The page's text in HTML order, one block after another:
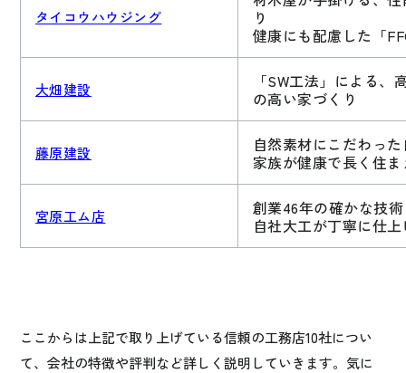
タイコウハウジング
り
健康にも配慮した「
大畑建設
「SW工法」による
の高い家づくり
藤原建設
自然素材にこだわっ
家族が健康で長く住
宮原工ム店
創業46年の確かな技
自社大工が丁寧に仕
ここからは上記で取り上げている信頼の工務店10社につい
て、会社の特徴や評判など詳しく説明していきます。気に